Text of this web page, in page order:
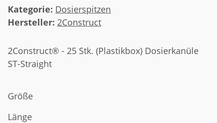
Kategorie: Dosierspitzen
Hersteller: 2Construct
2Construct® - 25 Stk. (Plastikbox) Dosierkanüle
ST-Straight
Größe
Länge